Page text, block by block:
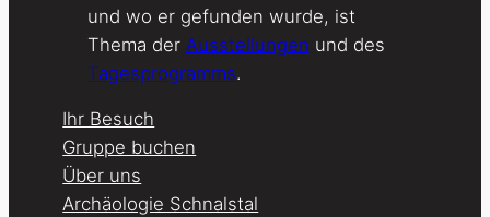
und wo er gefunden wurde, ist
Thema der Ausstellungen und des
Tagesprogramms.
Ihr Besuch
Gruppe buchen
Über uns
Archäologie Schnalstal